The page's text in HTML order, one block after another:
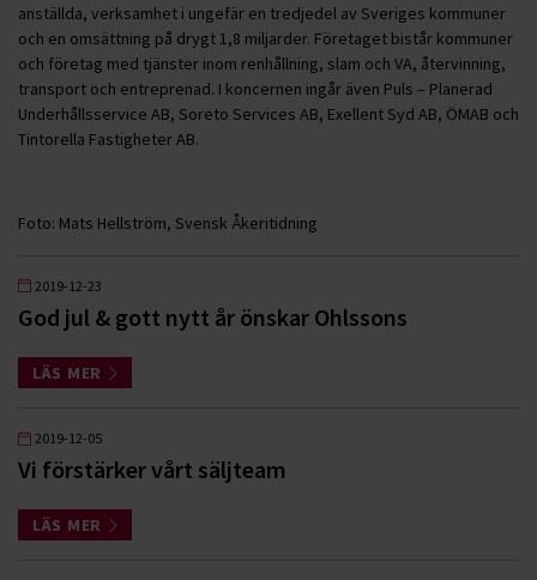
anställda, verksamhet i ungefär en tredjedel av Sveriges kommuner
och en omsättning på drygt 1,8 miljarder. Företaget bistår kommuner
och företag med tjänster inom renhållning, slam och VA, återvinning,
transport och entreprenad. I koncernen ingår även Puls – Planerad
Underhållsservice AB, Soreto Services AB, Exellent Syd AB, ÖMAB och
Tintorella Fastigheter AB.
Foto: Mats Hellström, Svensk Åkeritidning
2019-12-23
God jul & gott nytt år önskar Ohlssons
LÄS MER
2019-12-05
Vi förstärker vårt säljteam
LÄS MER